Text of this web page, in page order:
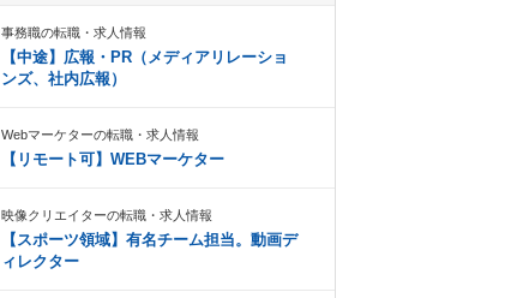
事務職の転職・求人情報
【中途】広報・PR（メディアリレーショ
ンズ、社内広報）
Webマーケターの転職・求人情報
【リモート可】WEBマーケター
映像クリエイターの転職・求人情報
【スポーツ領域】有名チーム担当。動画デ
ィレクター